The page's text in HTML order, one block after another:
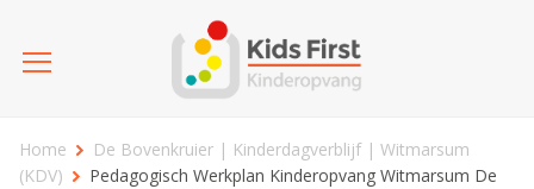
Home
De Bovenkruier | Kinderdagverblijf | Witmarsum
(KDV)
Pedagogisch Werkplan Kinderopvang Witmarsum De